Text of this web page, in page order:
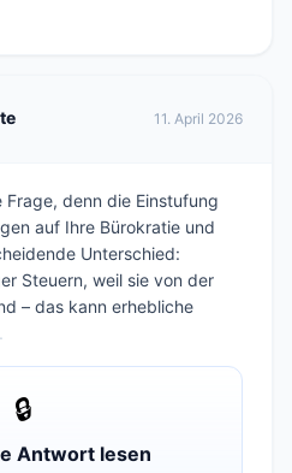
11. April 2026
denn die Einstufung
auf Ihre Bürokratie und
Unterschied:
Steuern, weil sie von der
– das kann erhebliche
🔒
Antwort lesen